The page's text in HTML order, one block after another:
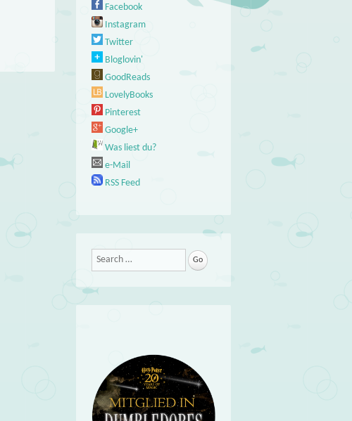
Facebook
Instagram
Twitter
Bloglovin'
GoodReads
LovelyBooks
Pinterest
Google+
Was liest du?
e-Mail
RSS Feed
Search